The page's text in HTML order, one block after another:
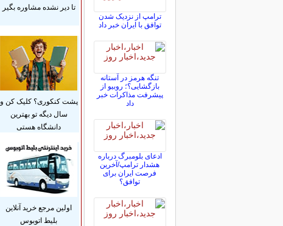
تا دیر نشده مشاوره بگیر
پشت کنکوری؟ کلیک کن و
سال دیگه تو بهترین
دانشگاه هستی
اولین مرجع خرید آنلاین
بلیط اتوبوس
ترامپ از نزدیک شدن
توافق با ایران خبر داد
تنگه هرمز در آستانه
بازگشایی؟؛ روبیو از
پیشرفت مذاکرات خبر
داد
ادعای بلومبرگ درباره
هشدار ترامپ/آخرین
فرصت ایران برای
توافق؟